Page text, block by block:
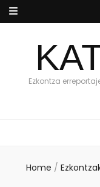
Ezkontza
Home /